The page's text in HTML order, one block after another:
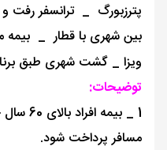
پترزبورگ _ ترانسفر رفت
بین شهری با قطار _ بیمه
ویزا _ گشت شهری طبق
توضیحات:
1 _
مسافر پرداخت شود.